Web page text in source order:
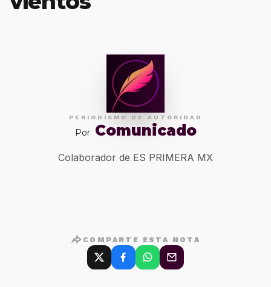
PERIODISMO DE AUTORIDAD
Por Comunicado
Colaborador de ES PRIMERA MX
COMPARTE ESTA NOTA